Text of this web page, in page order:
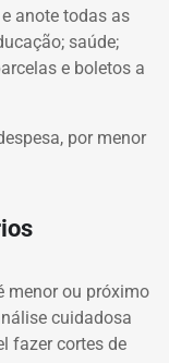
anote todas as
saúde;
e boletos a
por menor
menor ou próximo
cuidadosa
fazer cortes de